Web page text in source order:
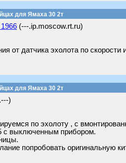
для Ямаха 30 2т
(---.ip.moscow.rt.ru)
от датчика эхолота по
для Ямаха 30 2т
)
по эхолоту , с
с выключенным прибором.
попробовать оригинальную